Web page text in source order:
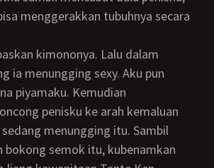
menggerakkan tubuhnya secara
ia menungging sexy. Aku pun
piyamaku. Kemudian
penisku ke arah kemaluan
menungging itu. Sambil
bokong semok itu, kubenamkan